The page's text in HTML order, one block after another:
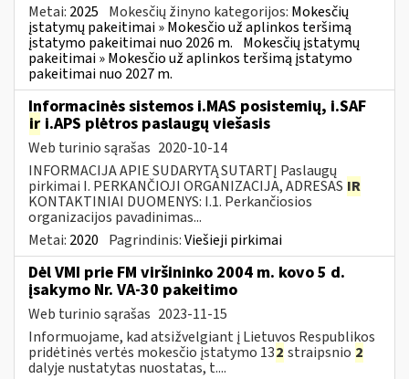
Metai: 2025 Mokesčių žinyno kategorijos: Mokesčių
įstatymų pakeitimai » Mokesčio už aplinkos teršimą
įstatymo pakeitimai nuo 2026 m. Mokesčių įstatymų
pakeitimai » Mokesčio už aplinkos teršimą įstatymo
pakeitimai nuo 2027 m.
Informacinės sistemos i.MAS posistemių, i.SAF
ir i.APS plėtros paslaugų viešasis
Web turinio sąrašas 2020-10-14
INFORMACIJA APIE SUDARYTĄ SUTARTĮ Paslaugų
pirkimai I. PERKANČIOJI ORGANIZACIJA, ADRESAS IR
KONTAKTINIAI DUOMENYS: I.1. Perkančiosios
organizacijos pavadinimas...
Metai: 2020 Pagrindinis:Viešieji pirkimai
Dėl VMI prie FM viršininko 2004 m. kovo 5 d.
įsakymo Nr. VA-30 pakeitimo
Web turinio sąrašas 2023-11-15
Informuojame, kad atsižvelgiant į Lietuvos Respublikos
pridėtinės vertės mokesčio įstatymo 132 straipsnio 2
dalyje nustatytas nuostatas, t....